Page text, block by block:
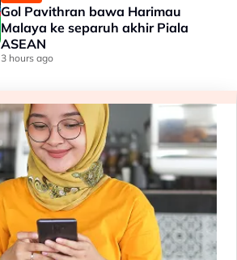
Gol Pavithran bawa Harimau
Malaya ke separuh akhir Piala
ASEAN
3 hours ago